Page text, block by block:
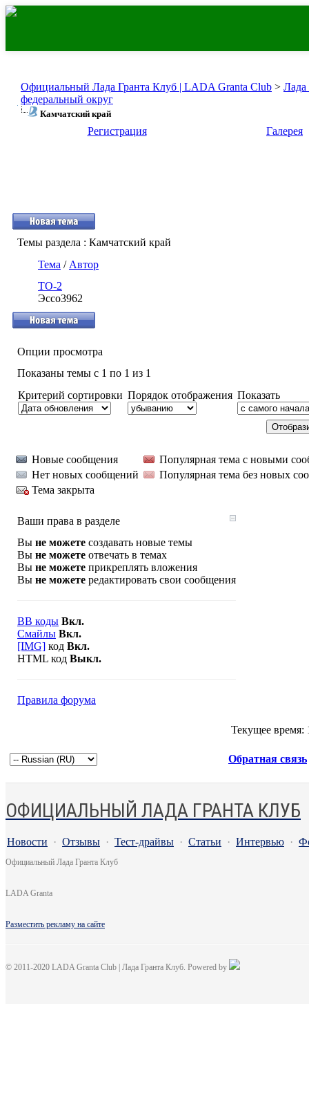
Официальный Лада Гранта Клуб | LADA Granta Club > Лада
федеральный округ
Камчатский край
Регистрация Галерея
Темы раздела : Камчатский край
Тема / Автор
ТО-2
Эссо3962
Опции просмотра
Показаны темы с 1 по 1 из 1
Критерий сортировки Порядок отображения Показать
Новые сообщения
Популярная тема с новыми
Нет новых сообщений
Популярная тема без новых
Тема закрыта
Ваши права в разделе
Вы не можете создавать новые темы
Вы не можете отвечать в темах
Вы не можете прикреплять вложения
Вы не можете редактировать свои сообщения
BB коды Вкл.
Смайлы Вкл.
[IMG] код Вкл.
HTML код Выкл.
Правила форума
Текущее время:
Обратная связь
ОФИЦИАЛЬНЫЙ ЛАДА ГРАНТА КЛУБ
Новости · Отзывы · Тест-драйвы · Статьи · Интервью ·
Официальный Лада Гранта Клуб
LADA Granta
Разместить рекламу на сайте
© 2011-2020 LADA Granta Club | Лада Гранта Клуб. Powered by